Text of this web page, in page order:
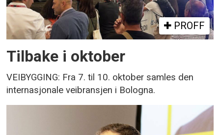
PROFF
Tilbake i oktober
VEIBYGGING: Fra 7. til 10. oktober samles den
internasjonale veibransjen i Bologna.